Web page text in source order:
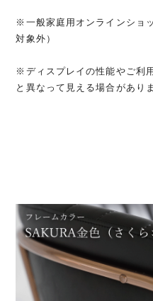
※一般家庭用オンラインショ
対象外）
※ディスプレイの性能やご利
と異なって見える場合があり